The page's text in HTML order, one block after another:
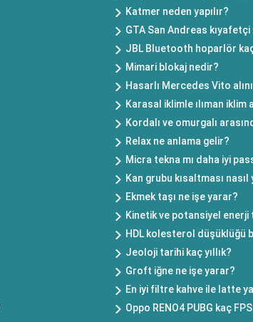
Katmer neden yapılır?
GTA San Andreas
JBL Bluetooth hoparlör
Mimari blokaj nedir?
Hasarlı Mercedes Vito
Karasal iklimle ılıman
Kordalı ve omurgalı
Relax ne anlama gelir?
Micra tekna mı daha iyi
Kan grubu kısaltması nasıl
Ekmek taşı ne işe yarar?
Kinetik ve potansiyel enerji
HDL kolesterol düşüklüğü
Jeoloji tarihi kaç yıllık?
Groft iğne ne işe yarar?
En iyi filtre kahve ile latte
Oppo RENO4 PUBG kaç